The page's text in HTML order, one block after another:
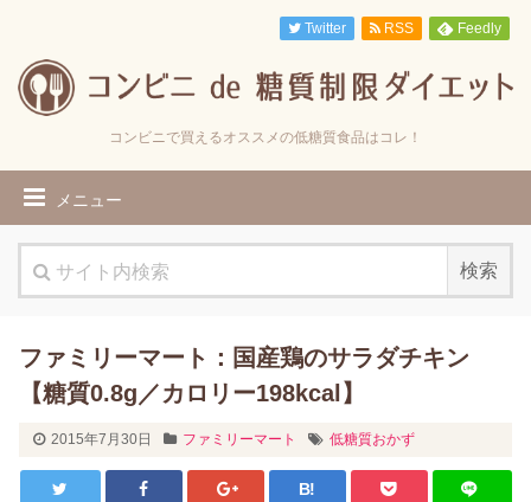
コンビニで買えるオススメの低糖質食品はコレ！
メニュー
Twitter RSS Feedly
ファミリーマート：国産鶏のサラダチキン
【糖質0.8g／カロリー198kcal】
2015年7月30日 ファミリーマート 低糖質おかず
B!